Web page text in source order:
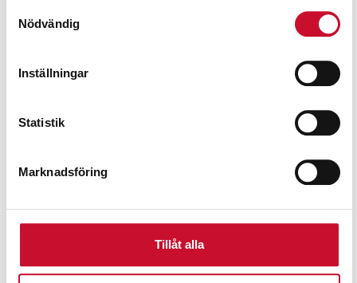
Nödvändig
Inställningar
Statistik
Marknadsföring
Tillåt alla
Förpackning: 6 patroner/ kartong
Relaterade produkter